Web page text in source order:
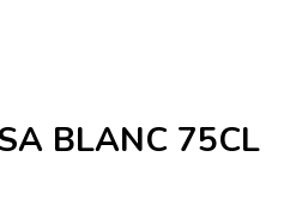
BLANC 75CL